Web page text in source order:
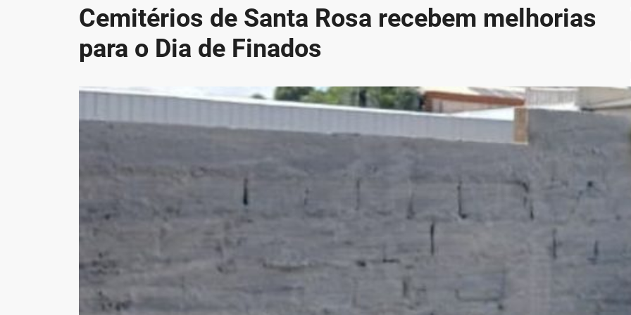
Cemitérios de Santa Rosa recebem melhorias
para o Dia de Finados